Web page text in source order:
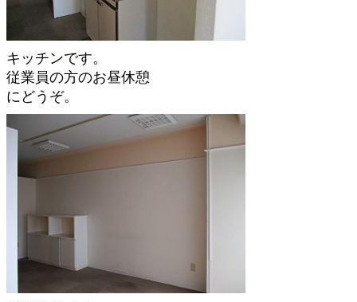
キッチンです。
従業員の方のお昼休憩
にどうぞ。